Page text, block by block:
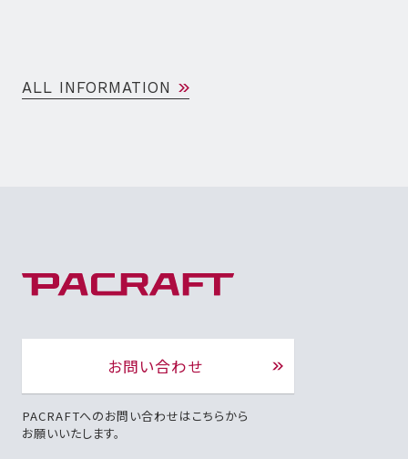
ALL INFORMATION
お問い合わせ
PACRAFTへのお問い合わせはこちらから
お願いいたします。